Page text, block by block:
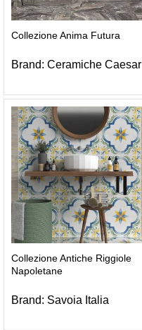
Collezione Anima Futura
Brand: Ceramiche Caesar
Collezione Antiche Riggiole
Napoletane
Brand: Savoia Italia